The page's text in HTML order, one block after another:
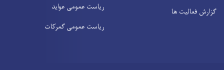
گزارش فعالیت ها
ریاست عمومی عواید
ریاست عمومی گمرکات